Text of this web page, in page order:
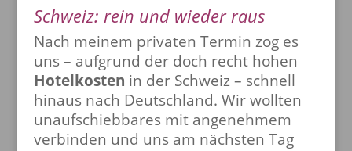
Schweiz: rein und wieder raus
Nach meinem privaten Termin zog es
uns – aufgrund der doch recht hohen
Hotelkosten in der Schweiz – schnell
hinaus nach Deutschland. Wir wollten
unaufschiebbares mit angenehmem
verbinden und uns am nächsten Tag